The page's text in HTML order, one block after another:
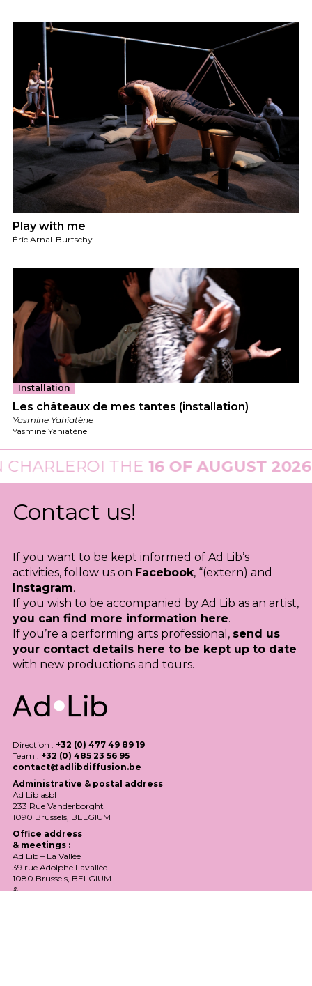
Play with me
Éric Arnal-Burtschy
Installation
Les châteaux de mes tantes (installation)
Yasmine Yahiatène
Yasmine Yahiatène
THE16 OF AUGUST 2026· PARADE
Contact us!
If you want to be kept informed of Ad Lib’s
activities, follow us on Facebook, “(extern) and
Instagram.
If you wish to be accompanied by Ad Lib as an artist,
you can find more information here.
If you’re a performing arts professional, send us
your contact details here to be kept up to date
with new productions and tours.
Direction : +32 (0) 477 49 89 19
Team : +32 (0) 485 23 56 95
contact@adlibdiffusion.be
Administrative & postal address
Ad Lib asbl
233 Rue Vanderborght
1090 Brussels, BELGIUM
Office address
& meetings :
Ad Lib – La Vallée
39 rue Adolphe Lavallée
1080 Brussels, BELGIUM
&